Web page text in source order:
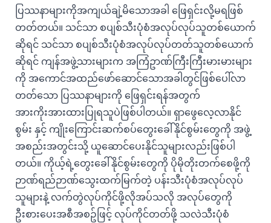
ပြဿနာများကိုအကျယ်ချဲ့မိသောအခါ ဖြေရှင်းလို့မရဖြစ်
တတ်တယ်။ သင်သာ စပျစ်သီးပုံစံအလုပ်လုပ်သူတစ်ယောက်
ဆိုရင် သင်သာ စပျစ်သီးပုံစံအလုပ်လုပ်တတ်သူတစ်ယောက်
ဆိုရင် ကျန်အဖွဲ့သားများက အကြံဥာဏ်ကြီးကြီးမားမားများ
ကို အကောင်အထည်ဖော်ဆောင်သောအခါတွင်ဖြစ်ပေါ်လာ
တတ်သော ပြဿနာများကို ဖြေရှင်းရန်အတွက်
အားကိုးအားထားပြုရသူပဲဖြစ်ပါတယ်။ ရှာဖွေလေ့လာနိုင်
စွမ်း နှင့် ကျိုးကြောင်းဆက်စပ်တွေးခေါ်နိုင်စွမ်းတွေကို အဖွဲ့
အစည်းအတွင်းသို့ ယူဆောင်ပေးနိုင်သူများလည်းဖြစ်ပါ
တယ်။ ကိုယ့်ရဲ့တွေးခေါ်နိုင်စွမ်းတွေကို ပိုမိုတိုးတက်စေဖို့ကို
ဉာဏ်ရည်ဉာဏ်သွေးထက်မြက်တဲ့ ပန်းသီးပုံစံအလုပ်လုပ်
သူများနဲ့ လက်တွဲလုပ်ကိုင်ဖို့လိုအပ်သလို အလုပ်တွေကို
ဦးစားပေးအစီအစဥ်ဖြင့် လုပ်ကိုင်တတ်ဖို့ သလဲသီးပုံစံ